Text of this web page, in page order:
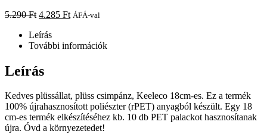
5.290Ft 4.285 Ft ÁFÁ-val
Leírás
További információk
Leírás
Kedves plüssállat, plüss csimpánz, Keeleco 18cm-es. Ez a termék
100% újrahasznosított poliészter (rPET) anyagból készült. Egy 18
cm-es termék elkészítéséhez kb. 10 db PET palackot hasznosítanak
újra. Óvd a környezetedet!